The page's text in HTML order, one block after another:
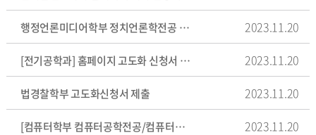
행정언론미디어학부 정치언론학전공 홈페이지 고도화 기존 유지 2023.11.20
[전기공학과] 홈페이지 고도화 신청서 제출_수정 2023.11.20
법경찰학부 고도화신청서 제출 2023.11.20
[컴퓨터학부 컴퓨터공학전공/컴퓨터공학과] 홈페이지 고도화 신청서 제출 2023.11.20